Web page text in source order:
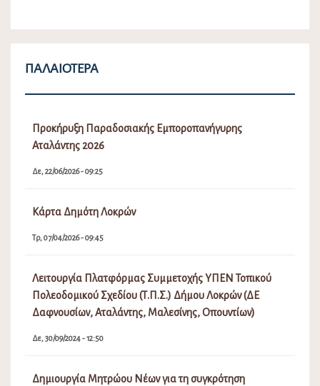
ΠΑΛΑΙΌΤΕΡΑ
Προκήρυξη Παραδοσιακής Εμποροπανήγυρης
Αταλάντης 2026
Δε, 22/06/2026 - 09:25
Κάρτα Δημότη Λοκρών
Τρ, 07/04/2026 - 09:45
Λειτουργία Πλατφόρμας Συμμετοχής ΥΠΕΝ Τοπικού
Πολεοδομικού Σχεδίου (Τ.Π.Σ.) Δήμου Λοκρών (ΔΕ
Δαφνουσίων, Αταλάντης, Μαλεσίνης, Οπουντίων)
Δε, 30/09/2024 - 12:50
Δημιουργία Μητρώου Νέων για τη συγκρότηση